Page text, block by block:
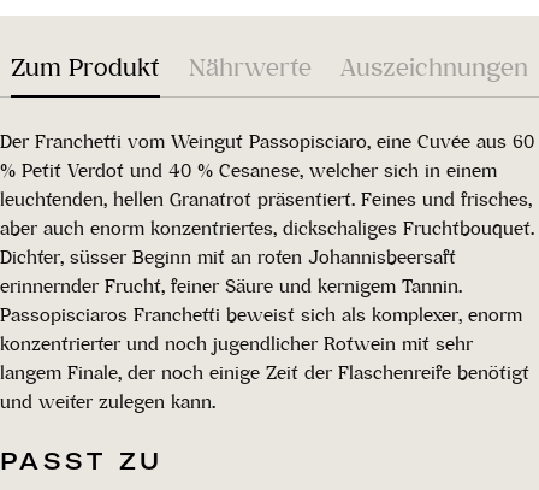
Zum Produkt Nährwerte Auszeichnungen
Der Franchetti vom Weingut Passopisciaro, eine Cuvée aus 60
% Petit Verdot und 40 % Cesanese, welcher sich in einem
leuchtenden, hellen Granatrot präsentiert. Feines und frisches,
aber auch enorm konzentriertes, dickschaliges Fruchtbouquet.
Dichter, süsser Beginn mit an roten Johannisbeersaft
erinnernder Frucht, feiner Säure und kernigem Tannin.
Passopisciaros Franchetti beweist sich als komplexer, enorm
konzentrierter und noch jugendlicher Rotwein mit sehr
langem Finale, der noch einige Zeit der Flaschenreife benötigt
und weiter zulegen kann.
PASST ZU